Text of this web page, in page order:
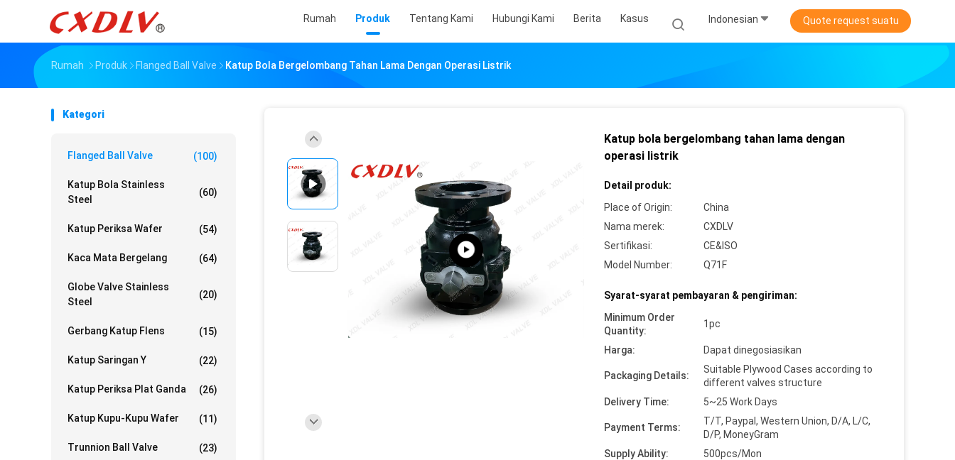
Rumah Produk Tentang Kami Hubungi Kami Berita Kasus Indonesian Quote request suatu
Rumah Produk Flanged Ball Valve Katup Bola Bergelombang Tahan Lama Dengan Operasi Listrik
Kategori
Flanged Ball Valve (100)
Katup Bola Stainless
Steel
(60)
Katup Periksa Wafer (54)
Kaca Mata Bergelang (64)
Globe Valve Stainless
Steel
(20)
Gerbang Katup Flens (15)
Katup Saringan Y (22)
Katup Periksa Plat Ganda (26)
Katup Kupu-Kupu Wafer (11)
Trunnion Ball Valve (23)
Katup bola bergelombang tahan lama dengan
operasi listrik
Detail produk:
Place of Origin:
China
Nama merek:
CXDLV
Sertifikasi:
CE&ISO
Model Number:
Q71F
Syarat-syarat pembayaran & pengiriman:
Minimum Order
Quantity:
1pc
Harga: Dapat dinegosiasikan
Packaging Details:
Suitable Plywood Cases according to
different valves structure
Delivery Time:
5~25 Work Days
Payment Terms:
T/T, Paypal, Western Union, D/A, L/C,
D/P, MoneyGram
Supply Ability:
500pcs/Mon